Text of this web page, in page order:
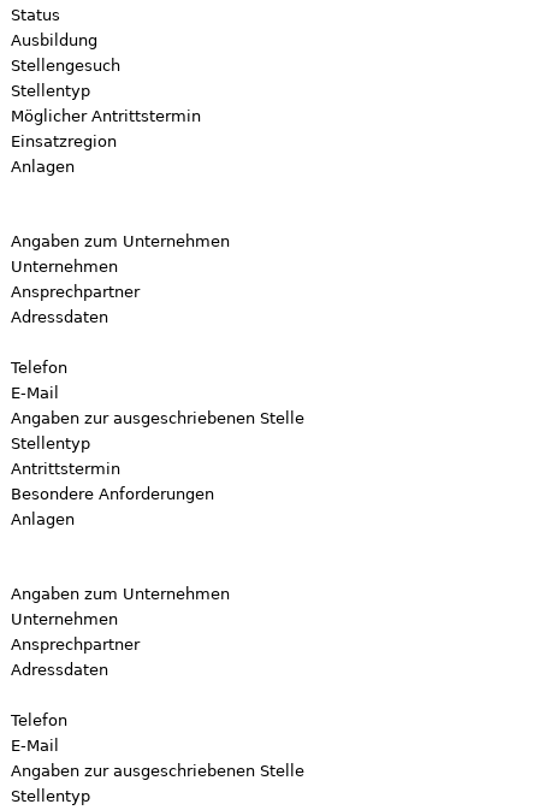
Status
Ausbildung
Stellengesuch
Stellentyp
Möglicher Antrittstermin
Einsatzregion
Anlagen
Angaben zum Unternehmen
Unternehmen
Ansprechpartner
Adressdaten
Telefon
E-Mail
Angaben zur ausgeschriebenen Stelle
Stellentyp
Antrittstermin
Besondere Anforderungen
Anlagen
Angaben zum Unternehmen
Unternehmen
Ansprechpartner
Adressdaten
Telefon
E-Mail
Angaben zur ausgeschriebenen Stelle
Stellentyp